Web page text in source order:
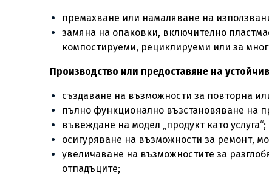
премахване или намаляване на
замяна на опаковки, включително
компостируеми, рециклируеми или за
Производство или предоставяне на
създаване на възможности за повторна
пълно функционално възстановяване на
въвеждане на модел „продукт като услуга“;
осигуряване на възможности за ремонт,
увеличаване на възможностите за
отпадъците;